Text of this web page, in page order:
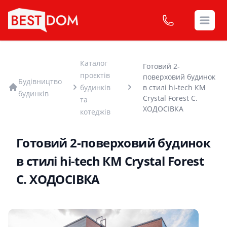
Будівництво
будинків
Каталог
проєктів
будинків
та
котеджів
Готовий 2-
поверховий будинок
в стилі hi-tech КМ
Crystal Forest С.
ХОДОСІВКА
Готовий 2-поверховий будинок
в стилі hi-tech КМ Crystal Forest
С. ХОДОСІВКА